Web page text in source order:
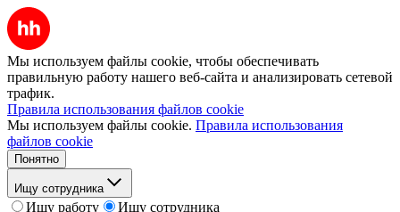
Мы используем файлы cookie, чтобы обеспечивать
правильную работу нашего веб-сайта и анализировать сетевой
трафик.
Правила использования файлов cookie
Мы используем файлы cookie. Правила использования
файлов cookie
Понятно
Ищу сотрудника
Ищу работу
Ищу сотрудника